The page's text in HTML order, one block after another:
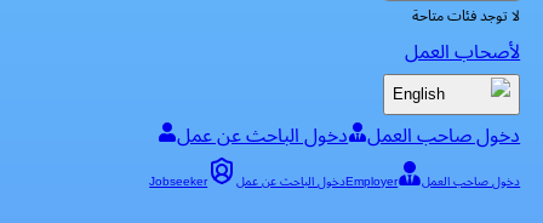
لا توجد فئات متاحة
لأصحاب العمل
English
دخول صاحب العمل دخول الباحث عن عمل
دخول صاحب العمل Employerدخول الباحث عن عمل Jobseeker